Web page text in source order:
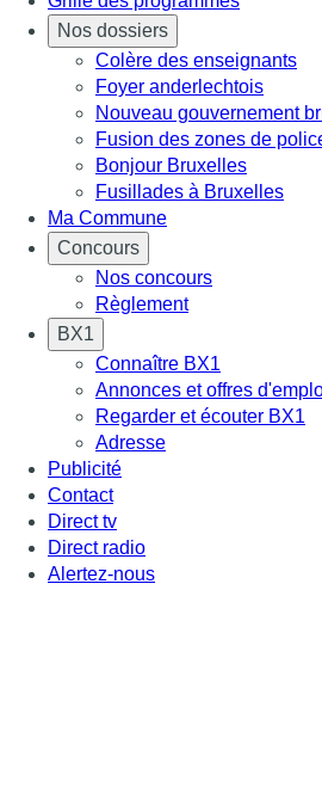
Nos dossiers
Colère des enseignants
Foyer anderlechtois
Nouveau gouvernement
Fusion des zones de
Bonjour Bruxelles
Fusillades à Bruxelles
Ma Commune
Concours
Nos concours
Règlement
BX1
Connaître BX1
Annonces et offres
Regarder et écouter BX1
Adresse
Publicité
Contact
Direct tv
Direct radio
Alertez-nous